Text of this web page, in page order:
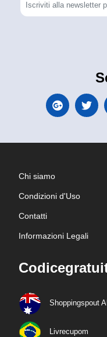
Chi siamo
Condizioni d'Uso
Contatti
Informazioni Legali
Shoppingspout
Livrecupom